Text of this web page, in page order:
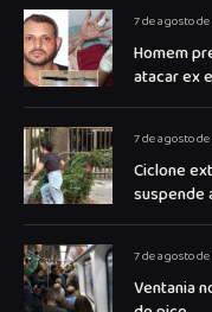
7 de agosto
Homem
atacar ex
7 de agosto
Ciclone
suspende
7 de agosto
Ventania